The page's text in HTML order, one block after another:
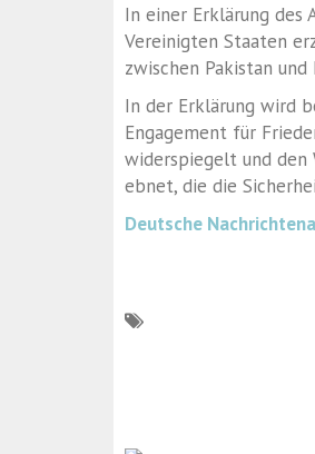
In einer Erklärung des
Vereinigten Staaten
zwischen Pakistan
In der Erklärung wird
Engagement für
widerspiegelt und den
ebnet, die die
Deutsche